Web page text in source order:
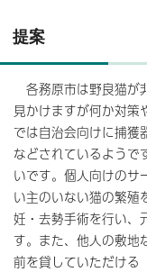
提案
各務原市は野良猫が
見かけますが何か対策
では自治会向けに捕獲
などされているようで
いです。個人向けのサ
い主のいない猫の繁殖
妊・去勢手術を行い、
す。また、他人の敷地
前を貸していただける